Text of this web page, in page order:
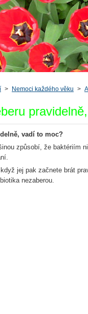
> Nemoci každého věku >
vadí to moc?
způsobí, že baktériím
jej pak začnete brát
nezaberou.